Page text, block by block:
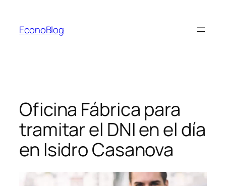
contenido
EconoBlog
Oficina Fábrica para
tramitar el DNI en el día
en Isidro Casanova